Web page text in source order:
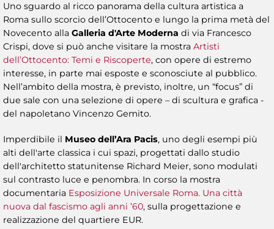
Uno sguardo al ricco panorama della cultura artistica a
Roma sullo scorcio dell’Ottocento e lungo la prima metà del
Novecento alla Galleria d'Arte Moderna di via Francesco
Crispi, dove si può anche visitare la mostra Artisti
dell’Ottocento: Temi e Riscoperte, con opere di estremo
interesse, in parte mai esposte e sconosciute al pubblico.
Nell’ambito della mostra, è previsto, inoltre, un “focus” di
due sale con una selezione di opere – di scultura e grafica -
del napoletano Vincenzo Gemito.
Imperdibile il Museo dell’Ara Pacis, uno degli esempi più
alti dell'arte classica i cui spazi, progettati dallo studio
dell'architetto statunitense Richard Meier, sono modulati
sul contrasto luce e penombra. In corso la mostra
documentaria Esposizione Universale Roma. Una città
nuova dal fascismo agli anni ’60, sulla progettazione e
realizzazione del quartiere EUR.